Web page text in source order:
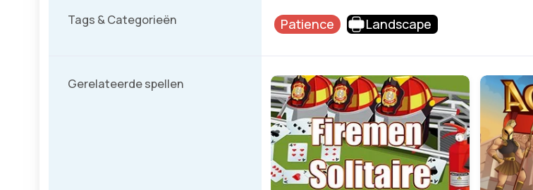
Tags & Categorieën Patience Landscape
Gerelateerde spellen